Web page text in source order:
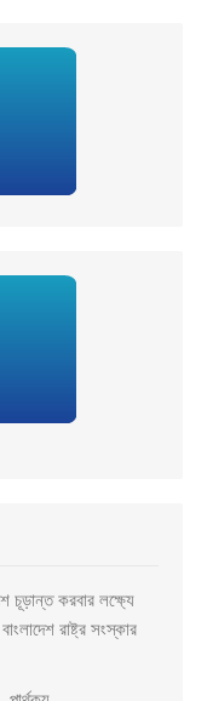
চূড়ান্ত করবার লক্ষ্যে
রাষ্ট্র সংস্কার